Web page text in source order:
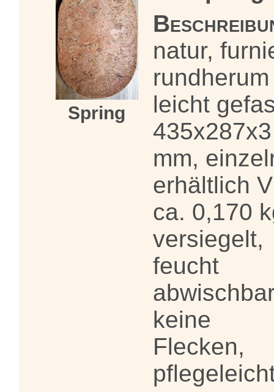
Spring
natur,
rundherum
leicht
435x287x3
mm,
erhältlich
ca. 0,170
versiegelt,
feucht
keine
Flecken,